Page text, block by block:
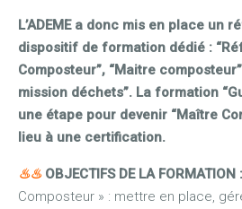
L’ADEME a donc mis en place un
dispositif de formation dédié :
Composteur”, “Maitre
mission déchets”. La formation
une étape pour devenir “Maître
lieu à une certification.
♨♨OBJECTIFS DE LA FORMATION :
Composteur » : mettre en place,